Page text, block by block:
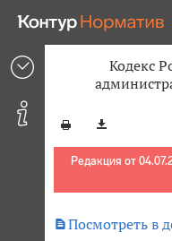
Кодекс
Редакция от
Посмотреть в